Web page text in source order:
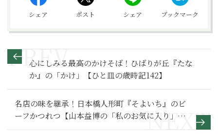
シェア ポスト シェア ブックマーク
心にしみる最高のかけそば！ひばりが丘『たな
か』の「かけ」【ひと皿の歳時記142】
名店の味を継承！日本橋人形町『そよいち』のビ
ーフかつれつ【山本益博の「私のお気に入り」
130】